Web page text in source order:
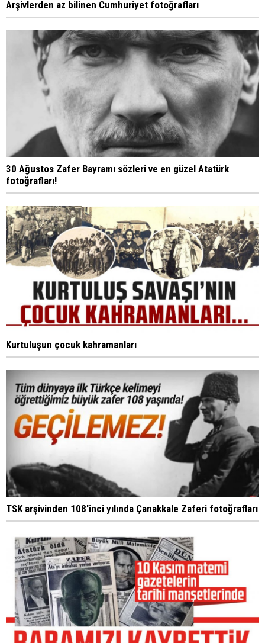
Arşivlerden az bilinen Cumhuriyet fotoğrafları
30 Ağustos Zafer Bayramı sözleri ve en güzel Atatürk
fotoğrafları!
Kurtuluşun çocuk kahramanları
TSK arşivinden 108'inci yılında Çanakkale Zaferi fotoğrafları